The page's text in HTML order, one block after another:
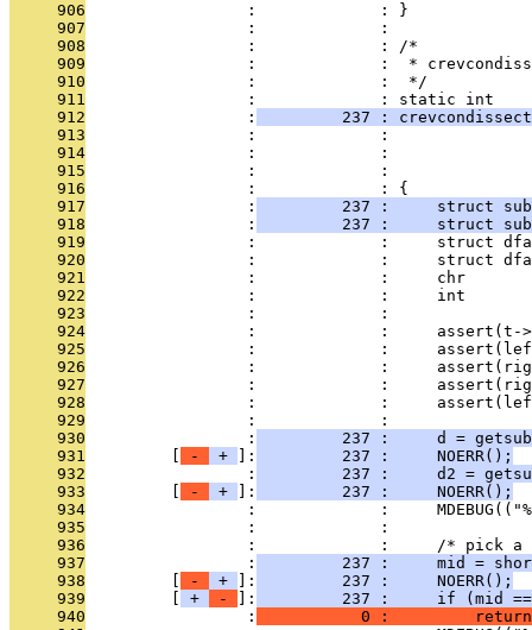
     906
                 :             : }
     907
                 :             :
     908
                 :             : /*
     909
:             :  *
     910
                 :             :  */
     911
:             : static int
     912
                 :
237 :
     913
:             :
     914
:             :
     915
:             :
     916
                 :             : {
     917
                 :
237 :     struct
     918
                 :
237 :     struct
     919
:             :     struct
     920
:             :     struct
     921
:             :     chr
     922
:             :     int
     923
                 :             :
     924
:             :     assert(t-
     925
:             :
     926
:             :
     927
:             :
     928
:             :
     929
                 :             :
     930
                 :
237 :     d =
     931
- + ]:
         237 :     NOERR();
     932
                 :
237 :     d2 =
     933
- + ]:
         237 :     NOERR();
     934
:             :
     935
                 :             :
     936
:             :     /* pick a
     937
                 :
237 :     mid =
     938
- + ]:
         237 :     NOERR();
     939
+ - ]:
237 :     if (mid
     940
                 :
0 :